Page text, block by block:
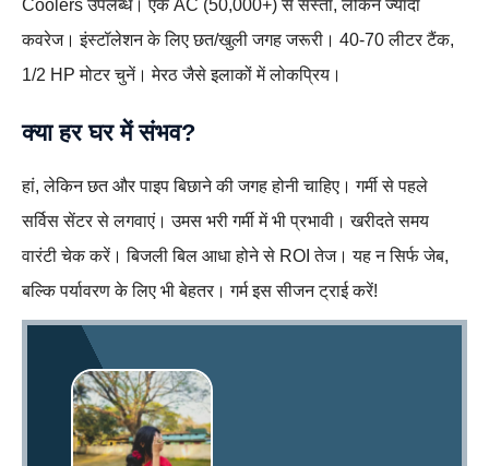
Coolers उपलब्ध। एक AC (50,000+) से सस्ता, लेकिन ज्यादा
कवरेज। इंस्टॉलेशन के लिए छत/खुली जगह जरूरी। 40-70 लीटर टैंक,
1/2 HP मोटर चुनें। मेरठ जैसे इलाकों में लोकप्रिय।
क्या हर घर में संभव?
हां, लेकिन छत और पाइप बिछाने की जगह होनी चाहिए। गर्मी से पहले
सर्विस सेंटर से लगवाएं। उमस भरी गर्मी में भी प्रभावी। खरीदते समय
वारंटी चेक करें। बिजली बिल आधा होने से ROI तेज। यह न सिर्फ जेब,
बल्कि पर्यावरण के लिए भी बेहतर। गर्म इस सीजन ट्राई करें!